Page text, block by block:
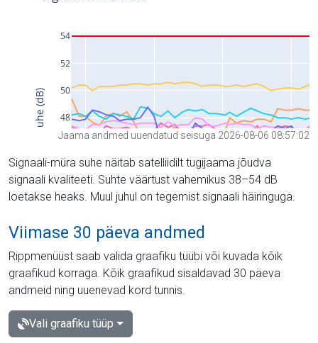
Jaama andmed uuendatud seisuga 2026-08-06 08:57:02
Signaali-müra suhe näitab satelliidilt tugijaama jõudva
signaali kvaliteeti. Suhte väärtust vahemikus 38–54 dB
loetakse heaks. Muul juhul on tegemist signaali häiringuga.
Viimase 30 päeva andmed
Rippmenüüst saab valida graafiku tüübi või kuvada kõik
graafikud korraga. Kõik graafikud sisaldavad 30 päeva
andmeid ning uuenevad kord tunnis.
Vali graafiku tüüp